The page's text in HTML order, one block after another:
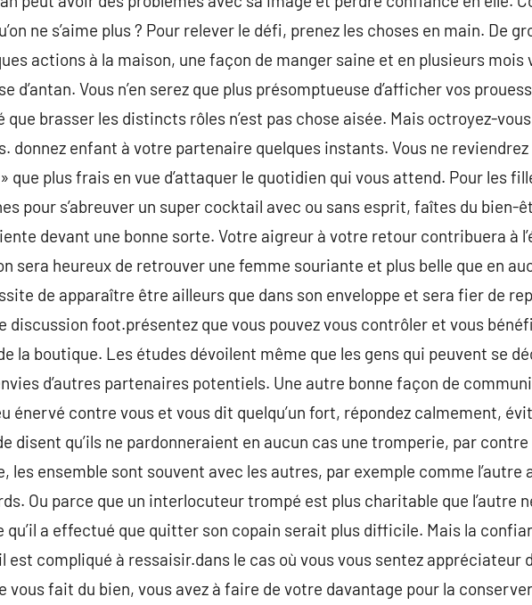
ne s’aime plus ? Pour relever le défi, prenez les choses en main. De
actions à la maison, une façon de manger saine et en plusieurs
d’antan. Vous n’en serez que plus présomptueuse d’afficher vos
que brasser les distincts rôles n’est pas chose aisée. Mais octroyez-
donnez enfant à votre partenaire quelques instants. Vous ne
que plus frais en vue d’attaquer le quotidien qui vous attend. Pour les
pour s’abreuver un super cocktail avec ou sans esprit, faîtes du bien-
devant une bonne sorte. Votre aigreur à votre retour contribuera à
sera heureux de retrouver une femme souriante et plus belle que en
de apparaître être ailleurs que dans son enveloppe et sera fier de
discussion foot.présentez que vous pouvez vous contrôler et vous
la boutique. Les études dévoilent même que les gens qui peuvent se
d’autres partenaires potentiels. Une autre bonne façon de
énervé contre vous et vous dit quelqu’un fort, répondez calmement,
disent qu’ils ne pardonneraient en aucun cas une tromperie, par
les ensemble sont souvent avec les autres, par exemple comme l’autre
Ou parce que un interlocuteur trompé est plus charitable que l’autre
qu’il a effectué que quitter son copain serait plus difficile. Mais la
est compliqué à ressaisir.dans le cas où vous vous sentez appréciateur
vous fait du bien, vous avez à faire de votre davantage pour la